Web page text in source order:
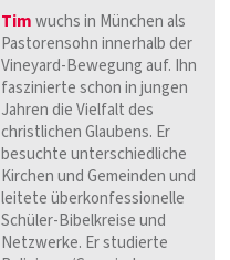
Timwuchs in München als
Pastorensohn innerhalb der
Vineyard-Bewegung auf. Ihn
faszinierte schon in jungen
Jahren die Vielfalt des
christlichen Glaubens. Er
besuchte unterschiedliche
Kirchen und Gemeinden und
leitete überkonfessionelle
Schüler-Bibelkreise und
Netzwerke. Er studierte